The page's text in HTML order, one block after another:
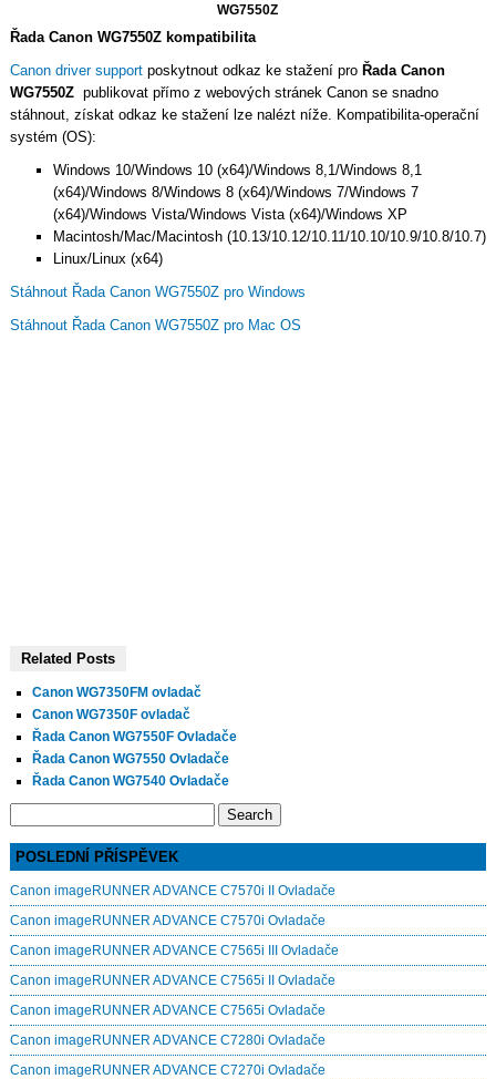
WG7550Z
Řada Canon WG7550Z kompatibilita
Canon driver supportposkytnout odkaz ke stažení pro Řada Canon
WG7550Z publikovat přímo z webových stránek Canon se snadno
stáhnout, získat odkaz ke stažení lze nalézt níže. Kompatibilita-operační
systém (OS):
Windows 10/Windows 10 (x64)/Windows 8,1/Windows 8,1
(x64)/Windows 8/Windows 8 (x64)/Windows 7/Windows 7
(x64)/Windows Vista/Windows Vista (x64)/Windows XP
Macintosh/Mac/Macintosh (10.13/10.12/10.11/10.10/10.9/10.8/10.7)
Linux/Linux (x64)
Stáhnout Řada Canon WG7550Z pro Windows
Stáhnout Řada Canon WG7550Z pro Mac OS
Related Posts
Canon WG7350FM ovladač
Canon WG7350F ovladač
Řada Canon WG7550F Ovladače
Řada Canon WG7550 Ovladače
Řada Canon WG7540 Ovladače
POSLEDNÍ PŘÍSPĚVEK
Canon imageRUNNER ADVANCE C7570i II Ovladače
Canon imageRUNNER ADVANCE C7570i Ovladače
Canon imageRUNNER ADVANCE C7565i III Ovladače
Canon imageRUNNER ADVANCE C7565i II Ovladače
Canon imageRUNNER ADVANCE C7565i Ovladače
Canon imageRUNNER ADVANCE C7280i Ovladače
Canon imageRUNNER ADVANCE C7270i Ovladače